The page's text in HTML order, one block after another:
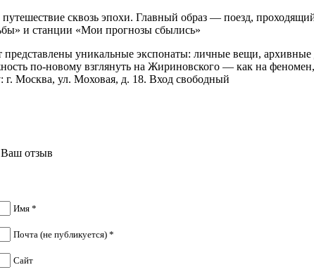
сквозь эпохи. Главный образ — поезд,
и станции «Мои прогнозы сбылись»
представлены уникальные экспонаты: личные вещи,
по-новому взглянуть на Жириновского — как на
г. Москва, ул. Моховая, д. 18. Вход свободный
Ваш отзыв
Имя *
Почта (не публикуется) *
Сайт